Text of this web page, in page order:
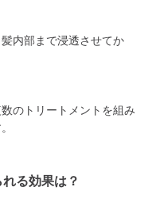
内部まで浸透させてか
のトリートメントを組み
る効果は？